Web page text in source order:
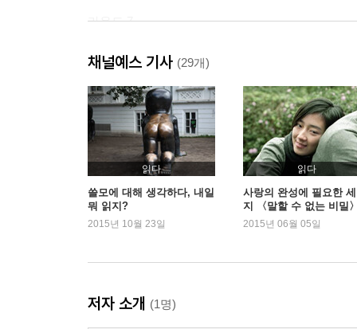
라운드 7
라운드 9
라운드 10
라운드 11
라운드 12
재기전(再起戰)
채널예스 기사 (29개)
읽다
쓸모에 대해 생각하다, 내일
뭐 읽지?
2015년 10월 23일
읽다
사랑의 완성에 필요한
지 〈말할 수 없는 비밀
2015년 06월 05일
저자 소개 (1명)